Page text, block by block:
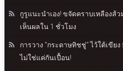
กูรูแนะนำเอง! ขจัดคราบเหลืองส้
เห็นผลใน 1 ชั่วโมง
การวาง "กระดาษทิชชู่" ไว้ใต้เขีย
ไม่ใช่แค่กันเปื้อน!